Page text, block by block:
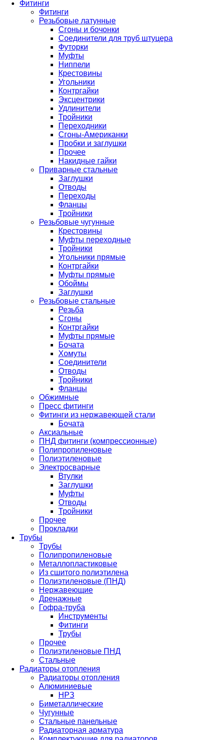
Фитинги
Фитинги
Резьбовые латунные
Сгоны и бочонки
Соединители для труб штуцера
Футорки
Муфты
Ниппели
Крестовины
Угольники
Контргайки
Эксцентрики
Удлинители
Тройники
Переходники
Сгоны-Американки
Пробки и заглушки
Прочее
Накидные гайки
Приварные стальные
Заглушки
Отводы
Переходы
Фланцы
Тройники
Резьбовые чугунные
Крестовины
Муфты переходные
Тройники
Угольники прямые
Контргайки
Муфты прямые
Обоймы
Заглушки
Резьбовые стальные
Резьба
Сгоны
Контргайки
Муфты прямые
Бочата
Хомуты
Соединители
Отводы
Тройники
Фланцы
Обжимные
Пресс фитинги
Фитинги из нержавеющей стали
Бочата
Аксиальные
ПНД фитинги (компрессионные)
Полипропиленовые
Полиэтиленовые
Электросварные
Втулки
Заглушки
Муфты
Отводы
Тройники
Прочее
Прокладки
Трубы
Трубы
Полипропиленовые
Металлопластиковые
Из сшитого полиэтилена
Полиэтиленовые (ПНД)
Нержавеющие
Дренажные
Гофра-труба
Инструменты
Фитинги
Трубы
Прочее
Полиэтиленовые ПНД
Стальные
Радиаторы отопления
Радиаторы отопления
Алюминиевые
НРЗ
Биметаллические
Чугунные
Стальные панельные
Радиаторная арматура